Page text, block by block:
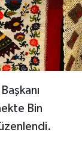
Bin